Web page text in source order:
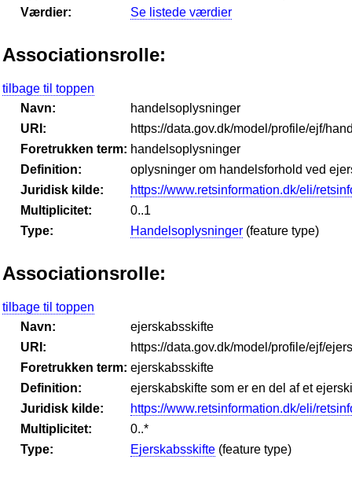
Værdier:
Se listede værdier
Associationsrolle:
tilbage til toppen
Navn:
handelsoplysninger
URI:
https://data.gov.dk/model/profile/ejf/
Foretrukken term: handelsoplysninger
Definition:
oplysninger om handelsforhold ved
Juridisk kilde:
https://www.retsinformation.dk/eli/
Multiplicitet:
0..1
Type:
Handelsoplysninger (feature type)
Associationsrolle:
tilbage til toppen
Navn:
ejerskabsskifte
URI:
https://data.gov.dk/model/profile/ejf/
Foretrukken term: ejerskabsskifte
Definition:
ejerskabskifte som er en del af et
Juridisk kilde:
https://www.retsinformation.dk/eli/
Multiplicitet:
0..*
Type:
Ejerskabsskifte (feature type)